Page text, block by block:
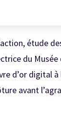
étude
du Musée
d’or digital à
avant